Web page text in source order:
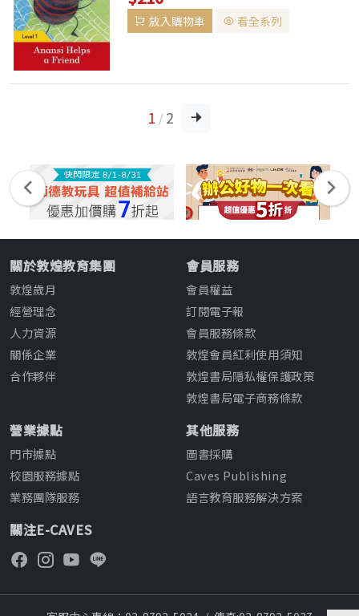
事，及最夯的卡通人物如粉紅豬小妹等。
▌BBC Earth 系列為 non-fiction 讀本，
放入購物車 看全系列
1 / 2
關於敦煌教育集團
敦煌歲月
經營理念
人力資源
關係企業
合作夥伴
會員服務
會員權益
訂閱電子報
會員服務條款
敦煌會員紅利使用須知
敦煌書局隱私權保護政策
敦煌書局電子商務條款
營業據點
門市據點
校園服務據點
業務團隊服務
其他服務
圖書採購
Caves Publishing
語言教育服務解決方案
關注E-CAVES